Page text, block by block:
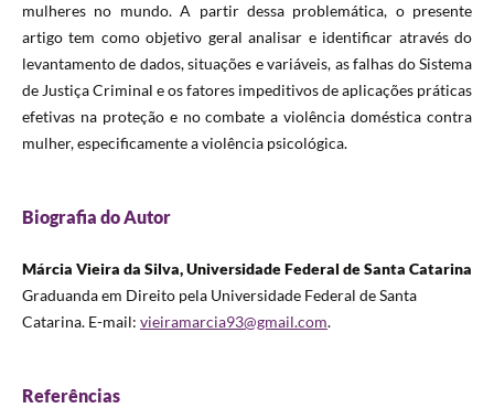
mulheres no mundo. A partir dessa problemática, o presente
artigo tem como objetivo geral analisar e identificar através do
levantamento de dados, situações e variáveis, as falhas do Sistema
de Justiça Criminal e os fatores impeditivos de aplicações práticas
efetivas na proteção e no combate a violência doméstica contra
mulher, especificamente a violência psicológica.
Biografia do Autor
Márcia Vieira da Silva, Universidade Federal de Santa Catarina
Graduanda em Direito pela Universidade Federal de Santa
Catarina. E-mail: vieiramarcia93@gmail.com.
Referências